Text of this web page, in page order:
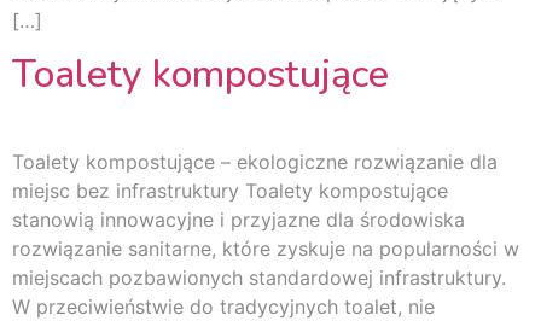
[…]
Toalety kompostujące
Toalety kompostujące – ekologiczne rozwiązanie dla
miejsc bez infrastruktury Toalety kompostujące
stanowią innowacyjne i przyjazne dla środowiska
rozwiązanie sanitarne, które zyskuje na popularności w
miejscach pozbawionych standardowej infrastruktury.
W przeciwieństwie do tradycyjnych toalet, nie